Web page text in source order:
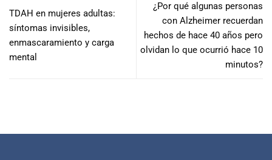
TDAH en mujeres adultas:
síntomas invisibles,
enmascaramiento y carga
mental
¿Por qué algunas personas
con Alzheimer recuerdan
hechos de hace 40 años pero
olvidan lo que ocurrió hace 10
minutos?